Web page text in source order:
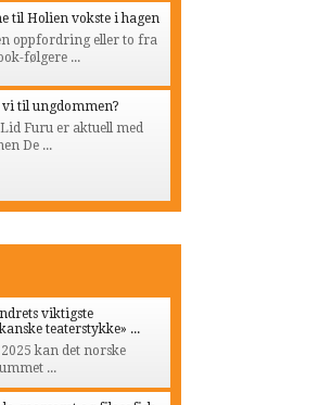
til Holien vokste i hagen
oppfordring eller to fra
følgere ...
til ungdommen?
Furu er aktuell med
De ...
viktigste
teaterstykke» ...
kan det norske
...